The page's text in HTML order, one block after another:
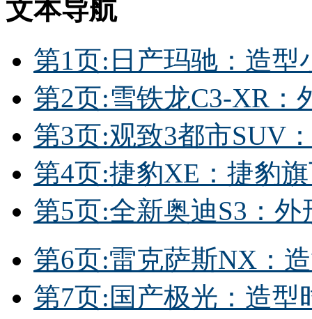
文本导航
第1页:日产玛驰：造
第2页:雪铁龙C3-XR：
第3页:观致3都市SUV
第4页:捷豹XE：捷豹
第5页:全新奥迪S3：
第6页:雷克萨斯NX：
第7页:国产极光：造